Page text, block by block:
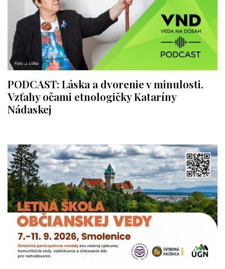
PODCAST: Láska a dvorenie v minulosti.
Vzťahy očami etnologičky Kataríny
Nádaskej